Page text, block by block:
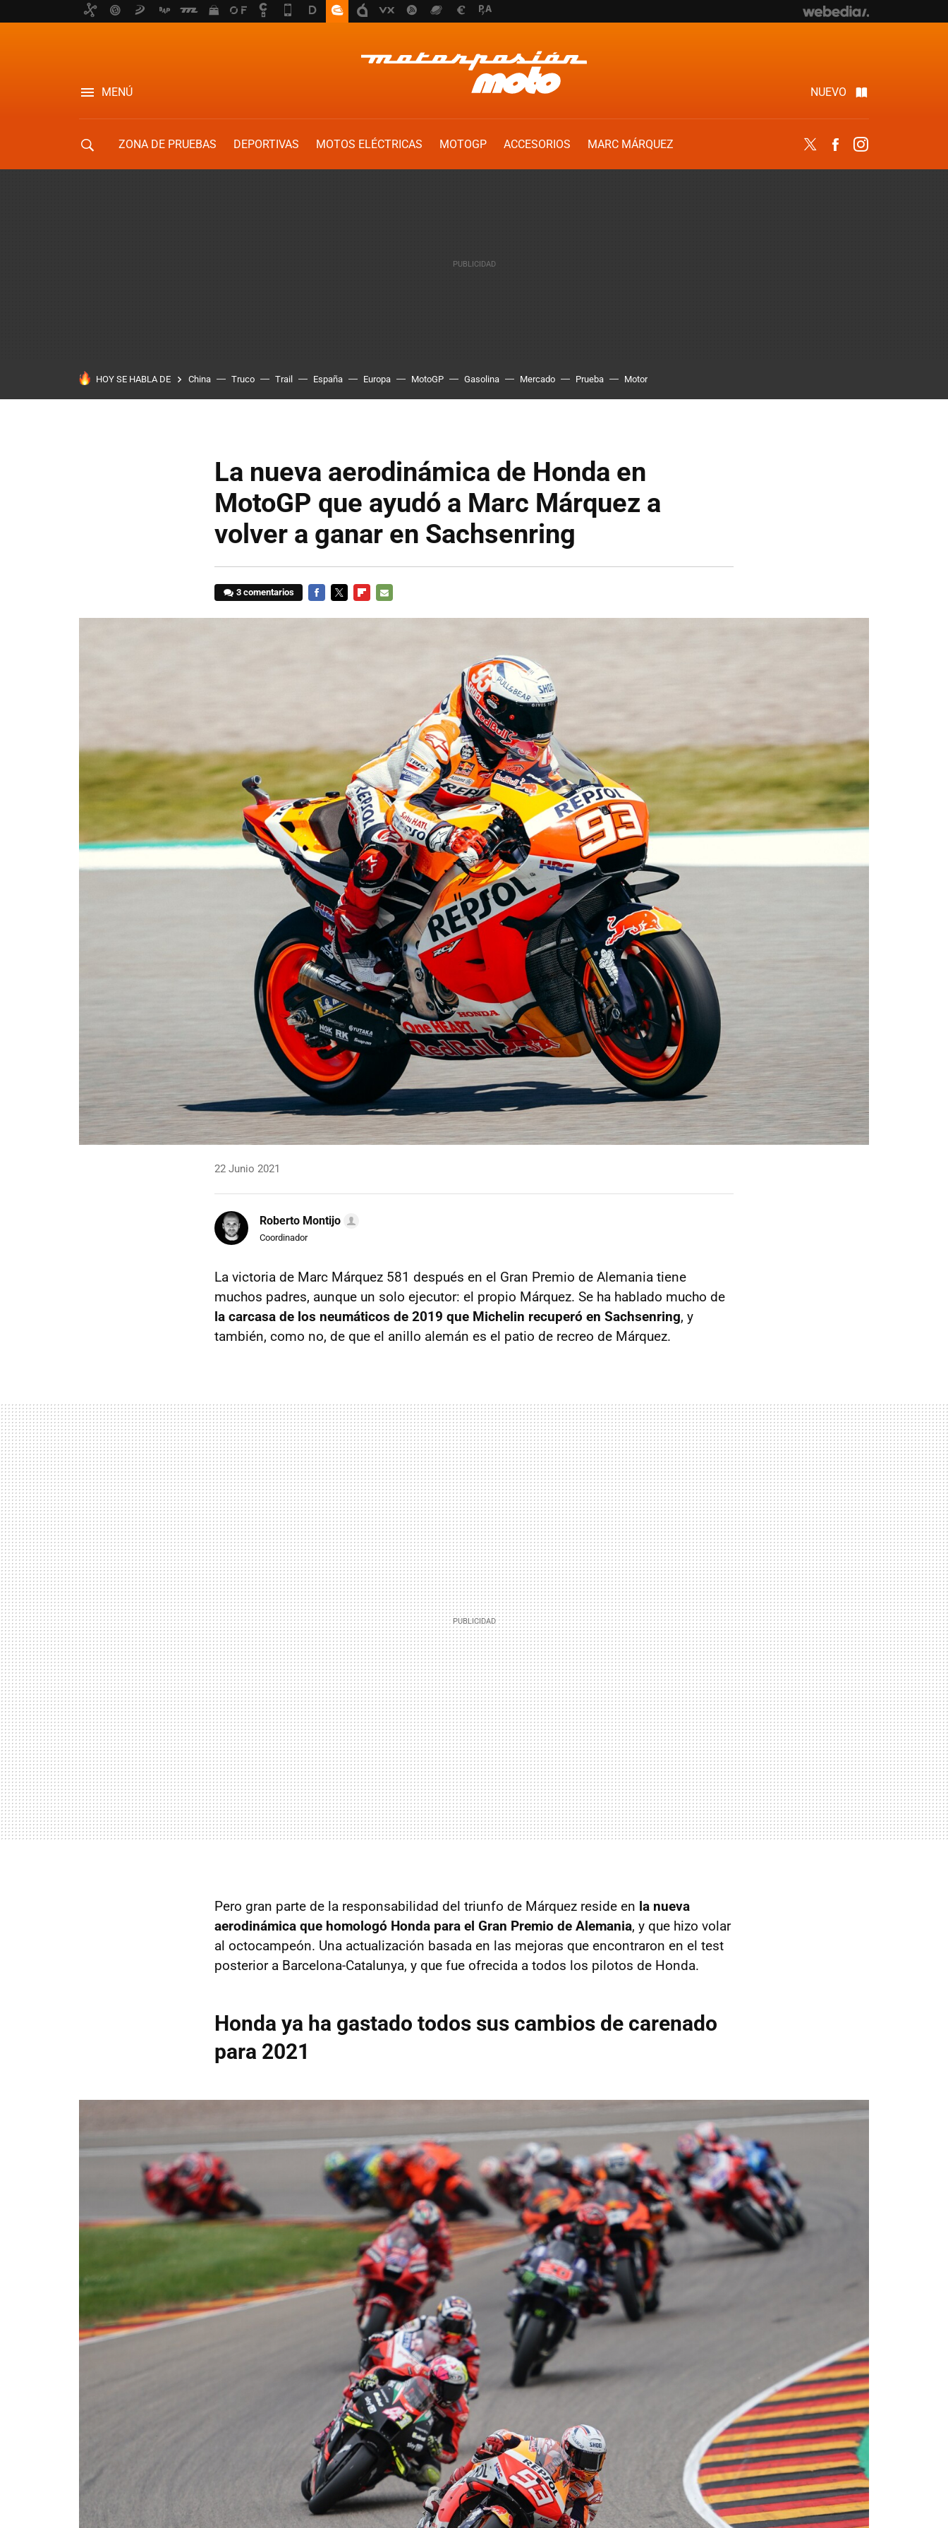
MENÚ NUEVO
ZONA DE PRUEBAS DEPORTIVAS MOTOS ELÉCTRICAS MOTOGP ACCESORIOS
MARC MÁRQUEZ
Twitter Facebook
HOY SE HABLA DE China Truco Trail España Europa MotoGP Gasolina Mercado Prueba Motor
La nueva aerodinámica de Honda en
MotoGP que ayudó a Marc Márquez a
volver a ganar en Sachsenring
3 comentarios
22 Junio 2021
Roberto Montijo
Coordinador
La victoria de Marc Márquez 581 después en el Gran Premio de Alemania tiene
muchos padres, aunque un solo ejecutor: el propio Márquez. Se ha hablado mucho de
la carcasa de los neumáticos de 2019 que Michelin recuperó en Sachsenring, y
también, como no, de que el anillo alemán es el patio de recreo de Márquez.
Pero gran parte de la responsabilidad del triunfo de Márquez reside en la nueva
aerodinámica que homologó Honda para el Gran Premio de Alemania, y que hizo volar
al octocampeón. Una actualización basada en las mejoras que encontraron en el test
posterior a Barcelona-Catalunya, y que fue ofrecida a todos los pilotos de Honda.
Honda ya ha gastado todos sus cambios de carenado
para 2021